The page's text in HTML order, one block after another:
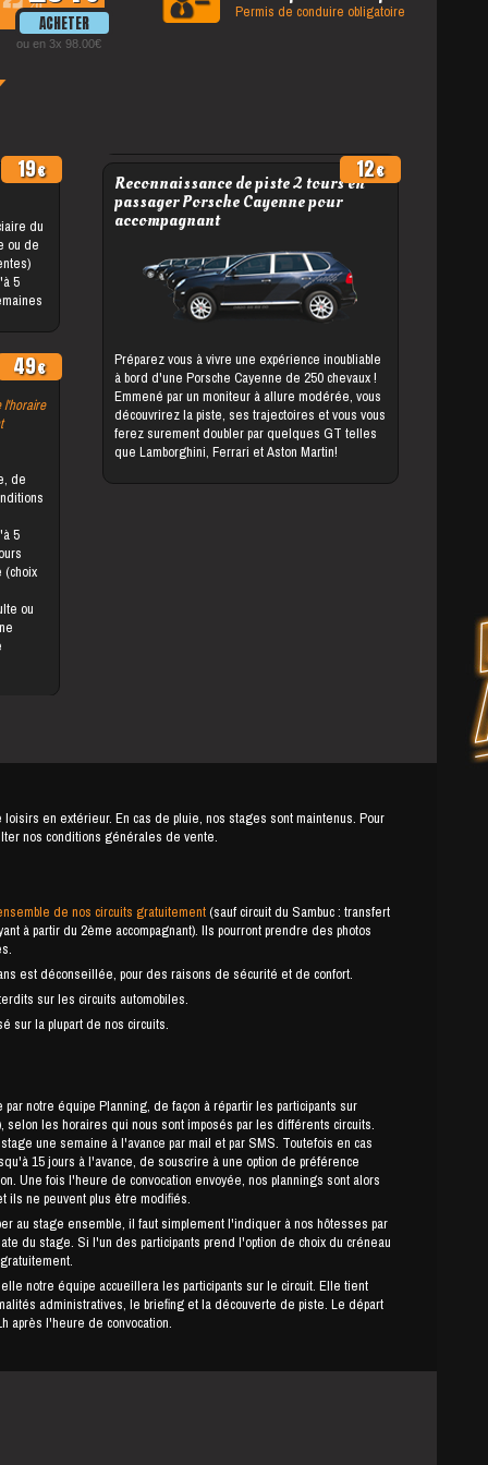
ou en 3x 98.00
Permis de conduire obligatoire
19
ou de
49
l'horaire
Reconnaissance de piste 2 tours en
passager Porsche Cayenne pour
accompagnant
12
Préparez vous à vivre une expérience inoubliable
à bord d'une Porsche Cayenne de 250 chevaux !
Emmené par un moniteur à allure modérée, vous
découvrirez la piste, ses trajectoires et vous vous
ferez surement doubler par quelques GT telles
que Lamborghini, Ferrari et Aston Martin!
en extérieur. En cas de pluie, nos stages sont maintenus. Pour
nos conditions générales de vente.
de nos circuits gratuitement(sauf circuit du Sambuc : transfert
à partir du 2ème accompagnant). Ils pourront prendre des photos
est déconseillée, pour des raisons de sécurité et de confort.
sur les circuits automobiles.
sur la plupart de nos circuits.
notre équipe Planning, de façon à répartir les participants sur
les horaires qui nous sont imposés par les différents circuits.
semaine à l'avance par mail et par SMS. Toutefois en cas
15 jours à l'avance, de souscrire à une option de préférence
Une fois l'heure de convocation envoyée, nos plannings sont alors
ils ne peuvent plus être modifiés.
au stage ensemble, il faut simplement l'indiquer à nos hôtesses par
du stage. Si l'un des participants prend l'option de choix du créneau
notre équipe accueillera les participants sur le circuit. Elle tient
administratives, le briefing et la découverte de piste. Le départ
après l'heure de convocation.